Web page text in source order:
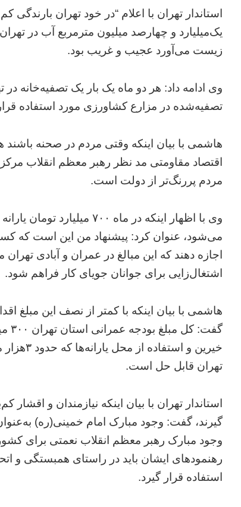
استاندار تهران با اعلام “در خود تهران
یک‌میلیارد و چهارصد میلیون مترمربع آب در
زیست می‌آورد عجیب و غریب بود.
وی ادامه داد: هر دو ماه یک بار یک تصفیه‌خانه
تصفیه‌شده در مزارع کشاورزی مورد استفاده
هاشمی با بیان اینکه وقتی مردم در صحنه
اقتصاد مقاومتی مد نظر رهبر معظم انقلاب
مردم پررنگ‌تر از دولت است.
وی با اظهار اینکه در ماه ۷۰۰
می‌شود، عنوان کرد: پیشنهاد من این است که کسانی
اجازه دهند که این مبالغ در عمران و آبادی تهران
اشتغال‌زایی برای جوانان جویای کار فراهم شود.
هاشمی با بیان اینکه با کمتر از نصف این مبلغ
خیرین و
تهران قابل حل است.
استاندار تهران با بیان اینکه نیازمندان و اقشار
گیرند، گفت: وجود مبارک امام خمینی(ره)
وجود مبارک رهبر معظم انقلاب نعمتی برای
رهنمودهای ایشان باید در راستای همبستگی و
استفاده قرار گیرد.